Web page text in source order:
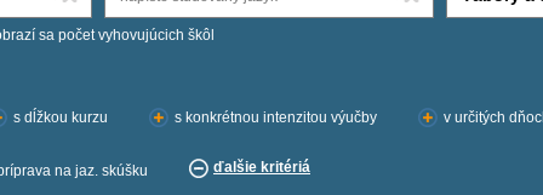
sa počet vyhovujúcich škôl
s dĺžkou kurzu s konkrétnou intenzitou výučby v určitých
na jaz. skúšku ďalšie kritériá